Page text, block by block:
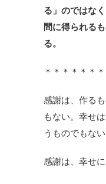
る」のではな
間に得られる
る。
＊＊＊＊＊＊
感謝は、作る
もない。幸せ
うものでもない
感謝は、幸せ